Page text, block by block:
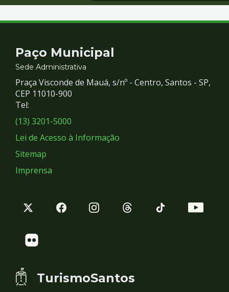
Contato
e
Redes
Sociais
Paço Municipal
Sede Administrativa
Praça Visconde de Mauá, s/nº - Centro, Santos - SP,
CEP 11010-900
Tel:
(13) 3201-5000
Lei de Acesso à Informação
Sitemap
Imprensa
TurismoSantos